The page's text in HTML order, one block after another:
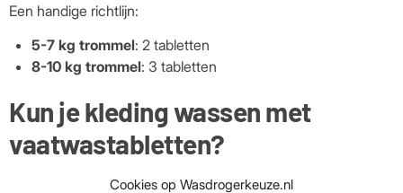
Cookies op Wasdrogerkeuze.nl
Een handige richtlijn:
5-7 kg trommel: 2 tabletten
8-10 kg trommel: 3 tabletten
Kun je kleding wassen met
vaatwastabletten?
Vaatwastabletten kunnen hardnekkige vlekken op witte